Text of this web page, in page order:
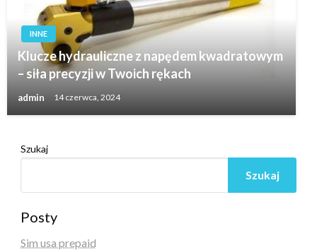
INNE
Klucze hydrauliczne z napędem kwadratowym
– siła precyzji w Twoich rękach
admin 14 czerwca, 2024
Szukaj
Szukaj
Posty
Sim usa prepaid